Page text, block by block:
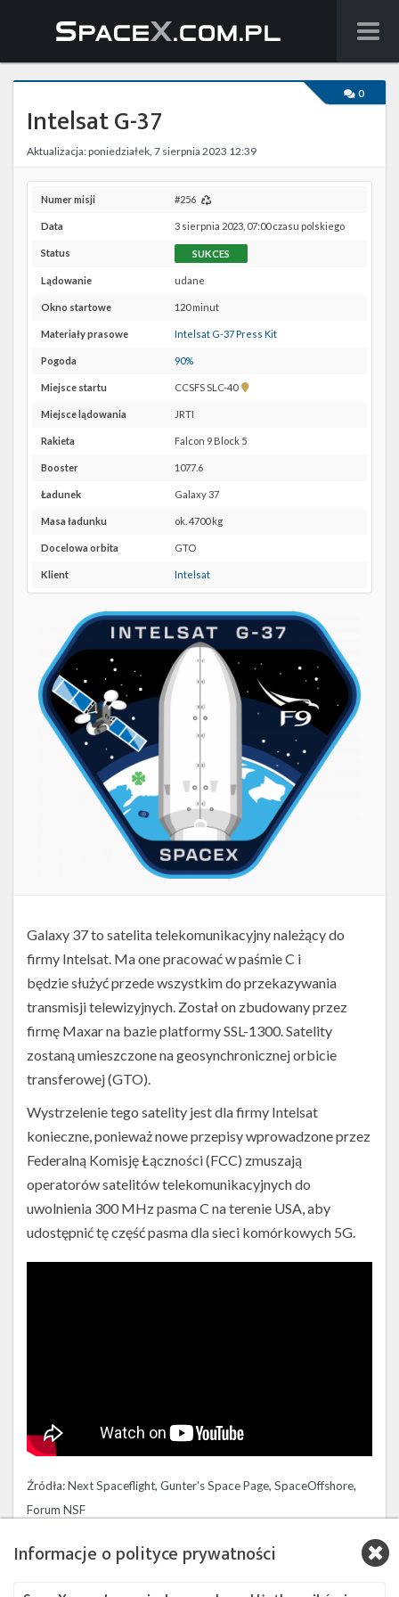
Wiadomości
Baza wiedzy
Starlink
Starship
Na żywo
Facebook
Kalendarze
0
Intelsat G-37
Aktualizacja: poniedziałek, 7 sierpnia 2023 12:39
Numer misji #256
Data 3 sierpnia 2023, 07:00 czasu polskiego
Status SUKCES
Lądowanie udane
Okno startowe 120 minut
Materiały prasowe Intelsat G-37 Press Kit
Pogoda 90%
Miejsce startu CCSFS SLC-40
Pokaż
Miejsce lądowania JRTI
Rakieta Falcon 9 Block 5
Booster 1077.6
Ładunek Galaxy 37
Masa ładunku ok. 4700 kg
Docelowa orbita GTO
Klient Intelsat
Galaxy 37 to satelita telekomunikacyjny należący do
firmy Intelsat. Ma one pracować w paśmie C i
będzie służyć przede wszystkim do przekazywania
transmisji telewizyjnych. Został on zbudowany przez
firmę Maxar na bazie platformy SSL-1300. Satelity
zostaną umieszczone na geosynchronicznej orbicie
transferowej (GTO).
Wystrzelenie tego satelity jest dla firmy Intelsat
konieczne, ponieważ nowe przepisy wprowadzone przez
Federalną Komisję Łączności (FCC) zmuszają
operatorów satelitów telekomunikacyjnych do
uwolnienia 300 MHz pasma C na terenie USA, aby
udostępnić tę część pasma dla sieci komórkowych 5G.
Źródła:Next Spaceflight, Gunter's Space Page, SpaceOffshore,
Forum NSF
Szukaj po tematach
Informacje o polityce prywatności